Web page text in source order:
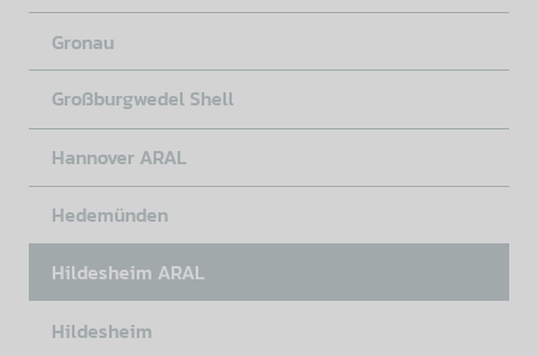
Gronau
Großburgwedel Shell
Hannover ARAL
Hedemünden
Hildesheim ARAL
Hildesheim